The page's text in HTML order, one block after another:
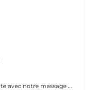
Profitez d'une expérience revitalisante avec notre massage relaxant de 40, 60 ou 90 minutes. Nos esthéticiennes utiliseront des techniques douces pour soulager les tensions musculaires, procurant une sensation de tranquillité. Le temps de préparation et d'installation de la cliente est inclus dans la période choisie, garantissant que chaque minute soit consacrée à votre bien-être. Profitez de ce moment pour rajeunir corps et esprit.